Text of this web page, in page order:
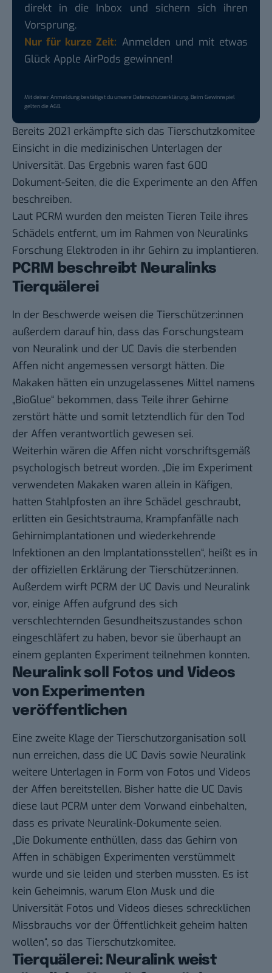
direkt in die Inbox und sichern sich ihren
Vorsprung.
Nur für kurze Zeit: Anmelden und mit etwas
Glück Apple AirPods gewinnen!
Mit deiner Anmeldung bestätigst du unsereDatenschutzerklärung. Beim Gewinnspiel
gelten dieAGB.
Bereits 2021 erkämpfte sich das Tierschutzkomitee
Einsicht in die medizinischen Unterlagen der
Universität. Das Ergebnis waren fast 600
Dokument-Seiten, die die Experimente an den Affen
beschreiben.
Laut PCRM wurden den meisten Tieren Teile ihres
Schädels entfernt, um im Rahmen von Neuralinks
Forschung Elektroden in ihr Gehirn zu implantieren.
PCRM beschreibt Neuralinks
Tierquälerei
In der Beschwerde weisen die Tierschützer:innen
außerdem darauf hin, dass das Forschungsteam
von Neuralink und der UC Davis die sterbenden
Affen nicht angemessen versorgt hätten. Die
Makaken hätten ein unzugelassenes Mittel namens
„BioGlue“ bekommen, dass Teile ihrer Gehirne
zerstört hätte und somit letztendlich für den Tod
der Affen verantwortlich gewesen sei.
Weiterhin wären die Affen nicht vorschriftsgemäß
psychologisch betreut worden. „Die im Experiment
verwendeten Makaken waren allein in Käfigen,
hatten Stahlpfosten an ihre Schädel geschraubt,
erlitten ein Gesichtstrauma, Krampfanfälle nach
Gehirnimplantationen und wiederkehrende
Infektionen an den Implantationsstellen“, heißt es in
der offiziellen Erklärung der Tierschützer:innen.
Außerdem wirft PCRM der UC Davis und Neuralink
vor, einige Affen aufgrund des sich
verschlechternden Gesundheitszustandes schon
eingeschläfert zu haben, bevor sie überhaupt an
einem geplanten Experiment teilnehmen konnten.
Neuralink soll Fotos und Videos
von Experimenten
veröffentlichen
Eine zweite Klage der Tierschutzorganisation soll
nun erreichen, dass die UC Davis sowie Neuralink
weitere Unterlagen in Form von Fotos und Videos
der Affen bereitstellen. Bisher hatte die UC Davis
diese laut PCRM unter dem Vorwand einbehalten,
dass es private Neuralink-Dokumente seien.
„Die Dokumente enthüllen, dass das Gehirn von
Affen in schäbigen Experimenten verstümmelt
wurde und sie leiden und sterben mussten. Es ist
kein Geheimnis, warum Elon Musk und die
Universität Fotos und Videos dieses schrecklichen
Missbrauchs vor der Öffentlichkeit geheim halten
wollen“, so das Tierschutzkomitee.
Tierquälerei: Neuralink weist